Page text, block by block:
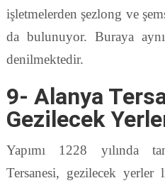
işletmelerden şezlong ve
da bulunuyor. Buraya
denilmektedir.
9- Alanya
Gezilecek
Yapımı 1228 yılında
Tersanesi, gezilecek